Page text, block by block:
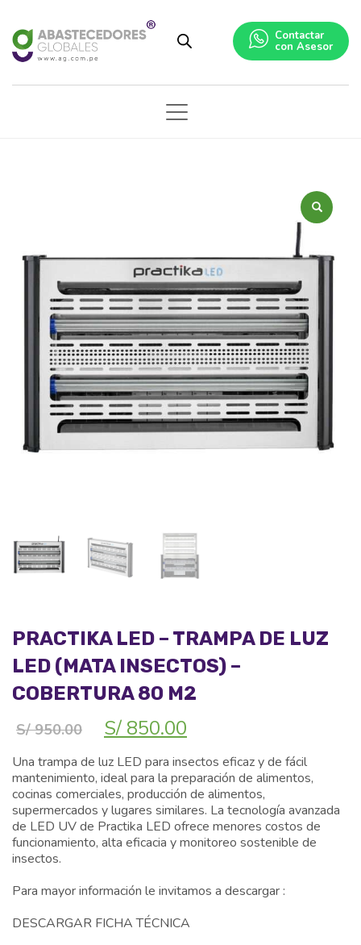
Contactar
con Asesor
PRACTIKA LED – TRAMPA DE LUZ
LED (MATA INSECTOS) –
COBERTURA 80 M2
S/950.00 El
precio
original
era:
S/ 950.00.
S/ 850.00
actual
es:
S/ 850.00.
Una trampa de luz LED para insectos eficaz y de fácil
mantenimiento, ideal para la preparación de alimentos,
cocinas comerciales, producción de alimentos,
supermercados y lugares similares. La tecnología avanzada
de LED UV de Practika LED ofrece menores costos de
funcionamiento, alta eficacia y monitoreo sostenible de
insectos.
Para mayor información le invitamos a descargar :
DESCARGAR FICHA TÉCNICA